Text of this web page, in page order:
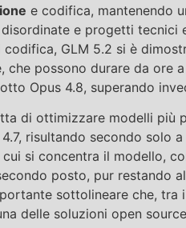
e codifica, mantenendo
e progetti tecnici
codifica, GLM 5.2 si è
che possono durare da ore
Opus 4.8, superando
di ottimizzare modelli più
risultando secondo solo
cui si concentra il modello,
posto, pur restando
sottolineare che, tra
delle soluzioni open